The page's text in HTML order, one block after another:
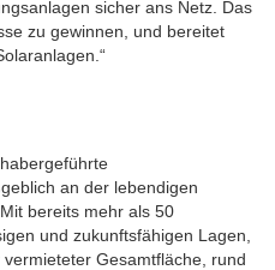
sicher ans Netz. Das
zu gewinnen, und bereitet
an der lebendigen
bereits mehr als 50
und zukunftsfähigen Lagen,
Gesamtfläche, rund